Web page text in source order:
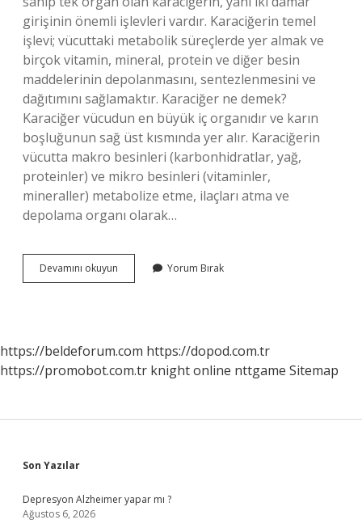
girişinin önemli işlevleri vardır. Karaciğerin temel
işlevi; vücuttaki metabolik süreçlerde yer almak ve
birçok vitamin, mineral, protein ve diğer besin
maddelerinin depolanmasını, sentezlenmesini ve
dağıtımını sağlamaktır. Karaciğer ne demek?
Karaciğer vücudun en büyük iç organıdır ve karın
boşluğunun sağ üst kısmında yer alır. Karaciğerin
vücutta makro besinleri (karbonhidratlar, yağ,
proteinler) ve mikro besinleri (vitaminler,
mineraller) metabolize etme, ilaçları atma ve
depolama organı olarak…
Devamını okuyun Karaciğer
Nasıl
Yorum Bırak
https://beldeforum.com https://dopod.com.tr
https://promobot.com.tr knight online nttgame Sitemap
Sidebar
Son Yazılar
Depresyon Alzheimer yapar mı ?
Ağustos 6, 2026